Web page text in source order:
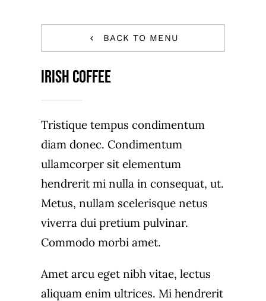
BACK TO MENU
Irish Coffee
Tristique tempus condimentum
diam donec. Condimentum
ullamcorper sit elementum
hendrerit mi nulla in consequat, ut.
Metus, nullam scelerisque netus
viverra dui pretium pulvinar.
Commodo morbi amet.
Amet arcu eget nibh vitae, lectus
aliquam enim ultrices. Mi hendrerit